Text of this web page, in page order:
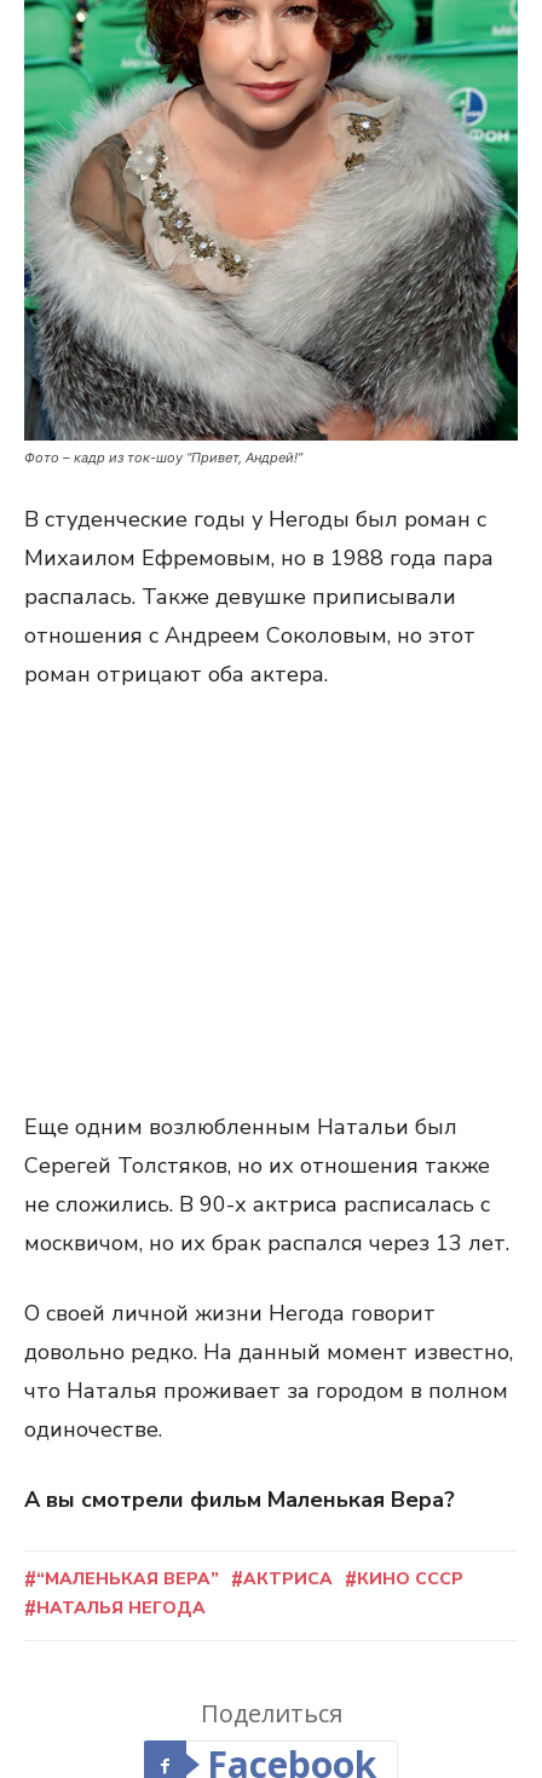
Фото – кадр из ток-шоу “Привет, Андрей!”
В студенческие годы у Негоды был роман с
Михаилом Ефремовым, но в 1988 года пара
распалась. Также девушке приписывали
отношения с Андреем Соколовым, но этот
роман отрицают оба актера.
Еще одним возлюбленным Натальи был
Серегей Толстяков, но их отношения также
не сложились. В 90-х актриса расписалась с
москвичом, но их брак распался через 13 лет.
О своей личной жизни Негода говорит
довольно редко. На данный момент известно,
что Наталья проживает за городом в полном
одиночестве.
А вы смотрели фильм Маленькая Вера?
“МАЛЕНЬКАЯ ВЕРА” АКТРИСА
КИНО СССР
НАТАЛЬЯ НЕГОДА
Поделиться
Facebook